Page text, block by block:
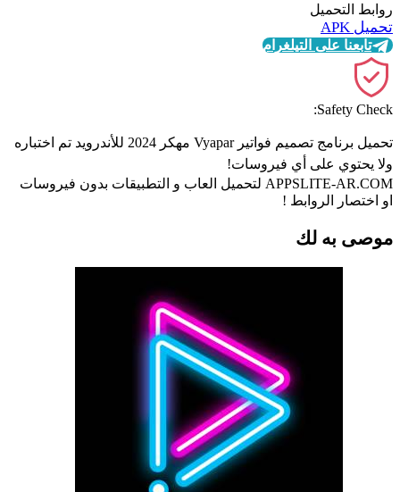
روابط التحميل
تحميل APK
تابعنا على التيلغرام
Safety Check:
تحميل برنامج تصميم فواتير Vyapar مهكر 2024 للأندرويد تم اختباره
ولا يحتوي على أي فيروسات!
APPSLITE-AR.COM لتحميل العاب و التطبيقات بدون فيروسات
او اختصار الروابط !
موصى به لك